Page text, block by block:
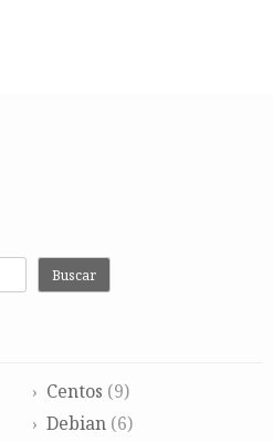
Buscar
Centos (9)
Debian(6)